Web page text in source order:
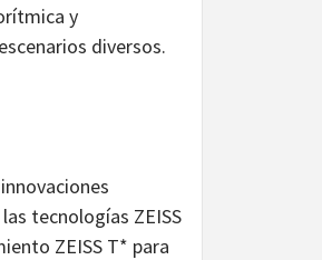
y
diversos.
tecnologías ZEISS
ZEISS T* para